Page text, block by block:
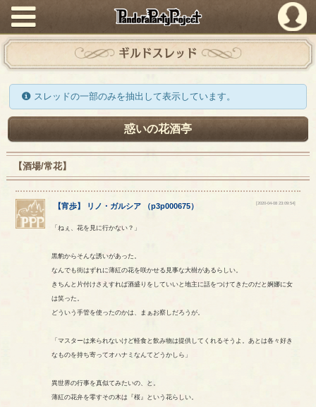
PandoraPartyProject
ギルドスレッド
スレッドの一部のみを抽出して表示しています。
惑いの花酒亭
【酒場/常花】
【宵歩】 リノ ・ ガルシア （p3p000675） [2020-04-08 23:09:54]
「ねぇ、花を見に行かない？」
黒豹からそんな誘いがあった。
なんでも街はずれに薄紅の花を咲かせる見事な大樹があるらしい。
きちんと片付けさえすれば酒盛りをしていいと地主に話をつけてきたのだと婀娜に女
は笑った。
どういう手管を使ったのかは、まぁお察しだろうが。
「マスターは来られないけど軽食と飲み物は提供してくれるそうよ。あとは各々好き
なものを持ち寄ってオハナミなんてどうかしら」
異世界の行事を真似てみたいの、と。
薄紅の花弁を零すその木は『桜』という花らしい。